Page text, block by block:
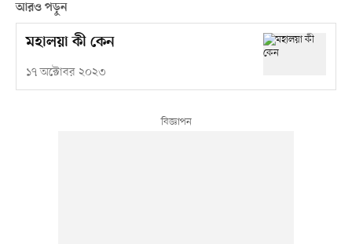
আরও পড়ুন
মহালয়া কী কেন
১৭ অক্টোবর ২০২৩